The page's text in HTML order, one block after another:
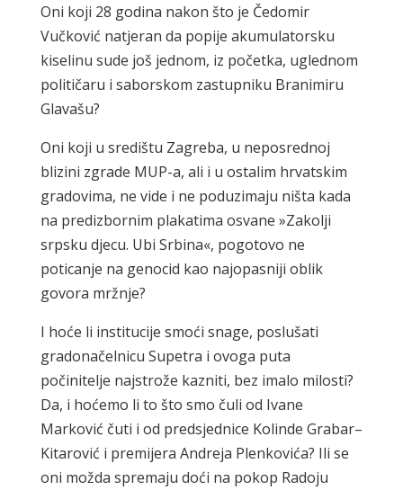
Oni koji 28 godina nakon što je Čedomir
Vučković natjeran da popije akumulatorsku
kiselinu sude još jednom, iz početka, uglednom
političaru i saborskom zastupniku Branimiru
Glavašu?
Oni koji u središtu Zagreba, u neposrednoj
blizini zgrade MUP-a, ali i u ostalim hrvatskim
gradovima, ne vide i ne poduzimaju ništa kada
na predizbornim plakatima osvane »Zakolji
srpsku djecu. Ubi Srbina«, pogotovo ne
poticanje na genocid kao najopasniji oblik
govora mržnje?
I hoće li institucije smoći snage, poslušati
gradonačelnicu Supetra i ovoga puta
počinitelje najstrože kazniti, bez imalo milosti?
Da, i hoćemo li to što smo čuli od Ivane
Marković čuti i od predsjednice Kolinde Grabar–
Kitarović i premijera Andreja Plenkovića? Ili se
oni možda spremaju doći na pokop Radoju